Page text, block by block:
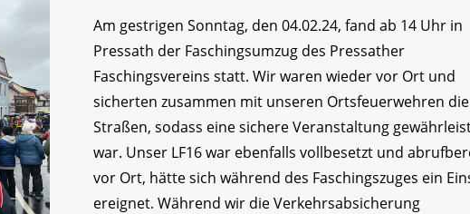
Am gestrigen Sonntag, den 04.02.24, fand ab 14 Uhr in
Pressath der Faschingsumzug des Pressather
Faschingsvereins statt. Wir waren wieder vor Ort und
sicherten zusammen mit unseren Ortsfeuerwehren die
Straßen, sodass eine sichere Veranstaltung
war. Unser LF16 war ebenfalls vollbesetzt und
vor Ort, hätte sich während des Faschingszuges ein
ereignet. Während wir die Verkehrsabsicherung